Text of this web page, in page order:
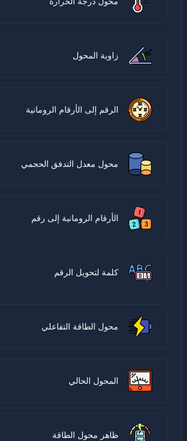
زاوية المحول
الرقم إلى الأرقام الرومانية
محول معدل التدفق الحجمي
الأرقام الرومانية إلى رقم
كلمة لتحويل الرقم
محول الطاقة التفاعلي
المحول الحالي
ظاهر محول الطاقة